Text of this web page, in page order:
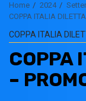
Home 2024
COPPA ITALIA
COPPA ITALIA
COPPA
–